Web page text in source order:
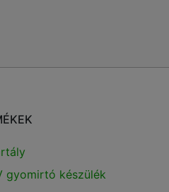
gyomirtó készülék